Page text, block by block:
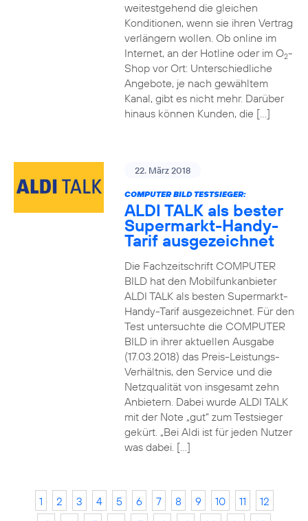
weitestgehend die gleichen
Konditionen, wenn sie ihren Vertrag
verlängern wollen. Ob online im
Internet, an der Hotline oder im O2-
Shop vor Ort: Unterschiedliche
Angebote, je nach gewähltem
Kanal, gibt es nicht mehr. Darüber
hinaus können Kunden, die […]
22. März 2018
COMPUTER BILD TESTSIEGER:
ALDI TALK als bester
Supermarkt-Handy-
Tarif ausgezeichnet
Die Fachzeitschrift COMPUTER
BILD hat den Mobilfunkanbieter
ALDI TALK als besten Supermarkt-
Handy-Tarif ausgezeichnet. Für den
Test untersuchte die COMPUTER
BILD in ihrer aktuellen Ausgabe
(17.03.2018) das Preis-Leistungs-
Verhältnis, den Service und die
Netzqualität von insgesamt zehn
Anbietern. Dabei wurde ALDI TALK
mit der Note „gut“ zum Testsieger
gekürt. „Bei Aldi ist für jeden Nutzer
was dabei. […]
1 2 3 4 5 6 7 8 9 10 11
12